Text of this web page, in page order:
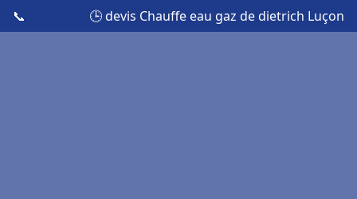
📞 🕒 devis Chauffe eau gaz de dietrich Luçon